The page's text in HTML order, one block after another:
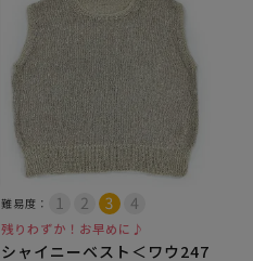
難易度：
残りわずか！お早めに♪
シャイニーベスト＜ワウ247